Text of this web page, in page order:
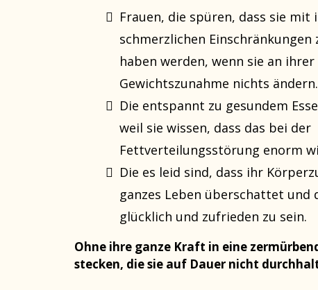
Frauen, die spüren, dass sie mit
schmerzlichen Einschränkungen
haben werden, wenn sie an ihrer
Gewichtszunahme nichts ändern.
Die entspannt zu gesundem
weil sie wissen, dass das bei der
Fettverteilungsstörung enorm
Die es leid sind, dass ihr
ganzes Leben überschattet und
glücklich und zufrieden zu sein.
Ohne ihre ganze Kraft in eine
stecken, die sie auf Dauer nicht